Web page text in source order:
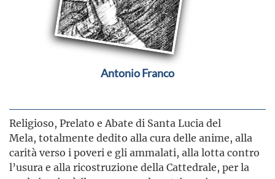
Antonio Franco
Religioso, Prelato e Abate di Santa Lucia del
Mela, totalmente dedito alla cura delle anime, alla
carità verso i poveri e gli ammalati, alla lotta contro
l’usura e alla ricostruzione della Cattedrale, per la